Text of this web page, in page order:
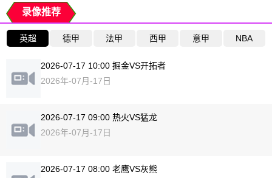
录像推荐
英超 德甲 法甲 西甲 意甲 NBA
2026-07-17 10:00 掘金VS开拓者
2026年-07月-17日
2026-07-17 09:00 热火VS猛龙
2026年-07月-17日
2026-07-17 08:00 老鹰VS灰熊